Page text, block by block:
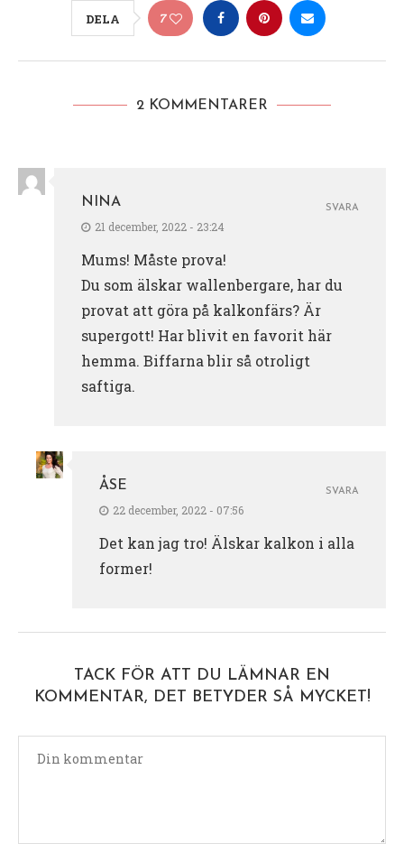
DELA 7
2 KOMMENTARER
NINA
21 december, 2022 - 23:24
Mums! Måste prova!
Du som älskar wallenbergare, har du
provat att göra på kalkonfärs? Är
supergott! Har blivit en favorit här
hemma. Biffarna blir så otroligt
saftiga.
SVARA
ÅSE
22 december, 2022 - 07:56
Det kan jag tro! Älskar kalkon i alla
former!
SVARA
TACK FÖR ATT DU LÄMNAR EN
KOMMENTAR, DET BETYDER SÅ MYCKET!